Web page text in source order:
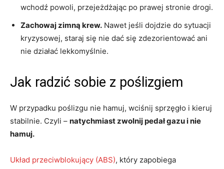
wchodź powoli, przejeżdżając po prawej stronie drogi.
Zachowaj zimną krew. Nawet jeśli dojdzie do sytuacji
kryzysowej, staraj się nie dać się zdezorientować ani
nie działać lekkomyślnie.
Jak radzić sobie z poślizgiem
W przypadku poślizgu nie hamuj, wciśnij sprzęgło i kieruj
stabilnie. Czyli – natychmiast zwolnij pedał gazu i nie
hamuj.
Układ przeciwblokujący (ABS), który zapobiega